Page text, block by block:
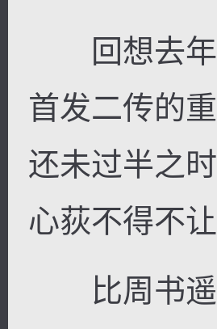
回想去年
首发二传的
还未过半之
心荻不得不
比周书遥